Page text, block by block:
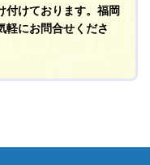
付けております。福岡
軽にお問合せくださ